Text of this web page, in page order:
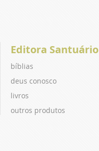
Editora Santuário
bíblias
deus conosco
livros
outros produtos